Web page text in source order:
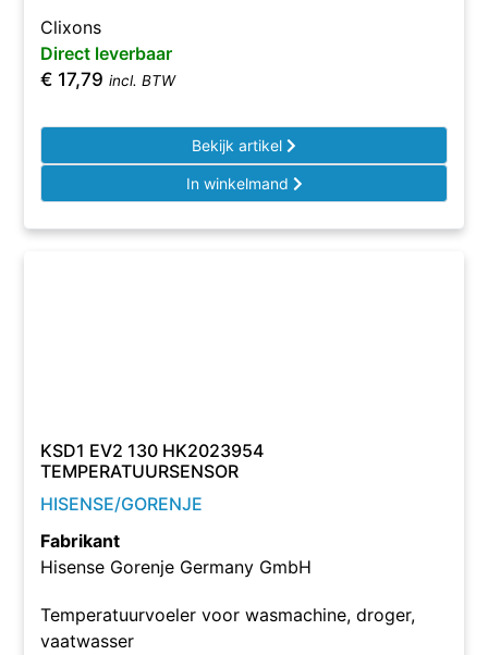
Clixons
Direct leverbaar
€ 17,79 incl. BTW
Bekijk artikel
In winkelmand
KSD1 EV2 130 HK2023954
TEMPERATUURSENSOR
HISENSE/GORENJE
Fabrikant
Hisense Gorenje Germany GmbH
Temperatuurvoeler voor wasmachine, droger,
vaatwasser